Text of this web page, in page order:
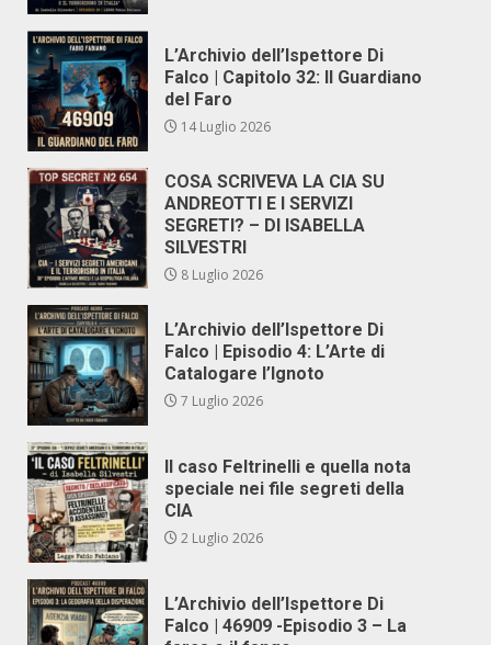
L’Archivio dell’Ispettore Di
Falco | Capitolo 32: Il Guardiano
del Faro
14 Luglio 2026
COSA SCRIVEVA LA CIA SU
ANDREOTTI E I SERVIZI
SEGRETI? – DI ISABELLA
SILVESTRI
8 Luglio 2026
L’Archivio dell’Ispettore Di
Falco | Episodio 4: L’Arte di
Catalogare l’Ignoto
7 Luglio 2026
Il caso Feltrinelli e quella nota
speciale nei file segreti della
CIA
2 Luglio 2026
L’Archivio dell’Ispettore Di
Falco | 46909 -Episodio 3 – La